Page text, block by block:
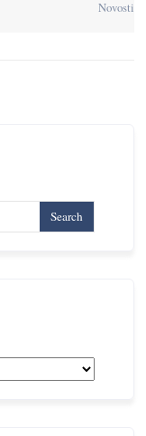
Novosti